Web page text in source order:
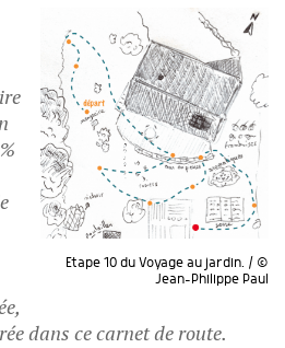
Etape 10 du Voyage au jardin. / ©
Jean-Philippe Paul
dans ce carnet de route.